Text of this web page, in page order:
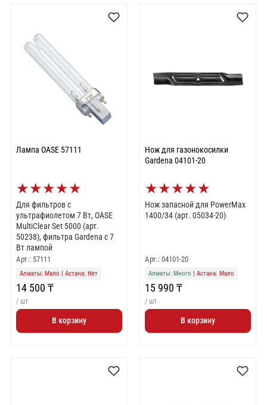
Лампа OASE 57111
★★★★★
Для фильтров с
ультрафиолетом 7 Вт, OASE
MultiClear Set 5000 (арт.
50238), фильтра Gаrdena с 7
Вт лампой
Арт.: 57111
Алматы: Мало | Астана: Нет
14 500 ₸
/ шт
В корзину
Нож для газонокосилки
Gardena 04101-20
★★★★★
Нож запасной для PowerMax
1400/34 (арт. 05034-20)
Арт.: 04101-20
Алматы: Много | Астана: Мало
15 990 ₸
/ шт
В корзину